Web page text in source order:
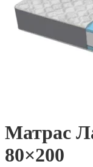
Матрас
80×200